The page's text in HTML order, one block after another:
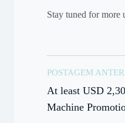
Stay tuned for more
POSTAGEM
At least USD
Machine